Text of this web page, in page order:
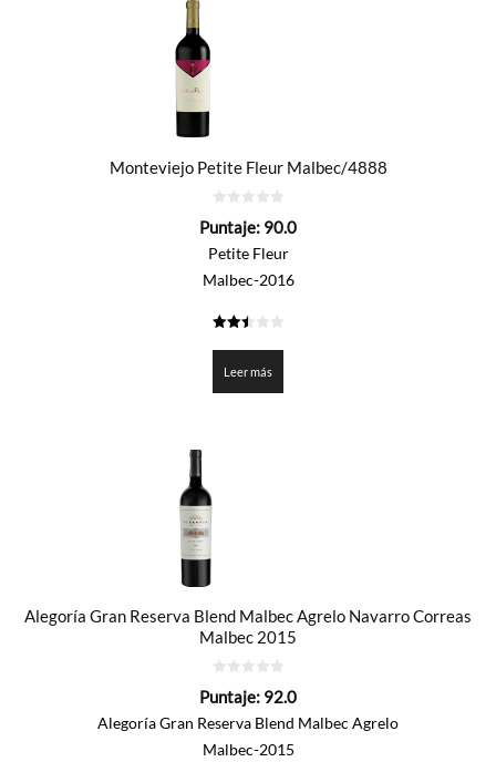
Monteviejo Petite Fleur Malbec/4888
de
Puntaje: 90.0
Petite Fleur
Malbec-2016
Leer más
Alegoría Gran Reserva Blend Malbec Agrelo Navarro Correas
Malbec 2015
de
Puntaje: 92.0
Alegoría Gran Reserva Blend Malbec Agrelo
Malbec-2015